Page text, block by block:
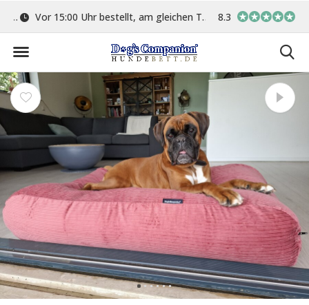
Vor 15:00 Uhr bestellt, am gleichen Tag versand In eigener
8.3